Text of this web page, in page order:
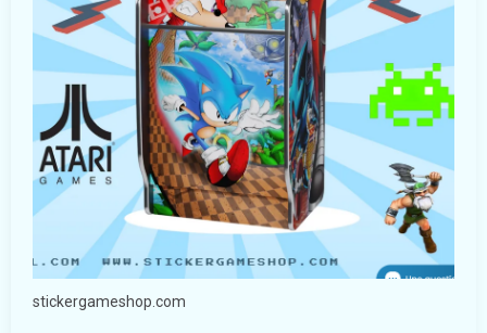
stickergameshop.com